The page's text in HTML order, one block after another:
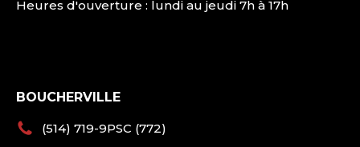
Heures d'ouverture : lundi au jeudi 7h à 17h
BOUCHERVILLE
(514) 719-9PSC (772)